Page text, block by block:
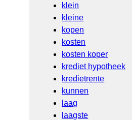
klein
kleine
kopen
kosten
kosten koper
krediet hypotheek
kredietrente
kunnen
laag
laagste